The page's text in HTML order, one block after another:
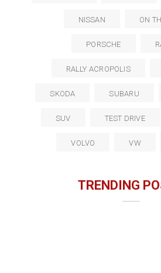
NISSAN ON
PORSCHE
RALLY ACROPOLIS
SKODA SUBARU
SUV TEST DRIVE
VOLVO VW
TRENDING